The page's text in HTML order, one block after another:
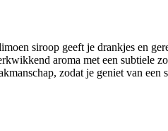
siroop geeft je drankjes en
aroma met een subtiele
zodat je geniet van